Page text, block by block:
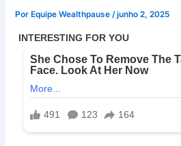
Por Equipe Wealthpause/junho 2, 2025